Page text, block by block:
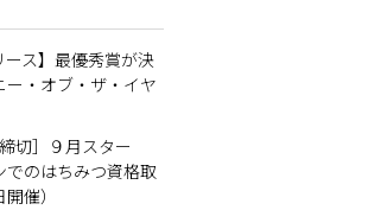
ース】最優秀賞が決
ー・オブ・ザ・イヤ
切］９月スター
でのはちみつ資格取
催）